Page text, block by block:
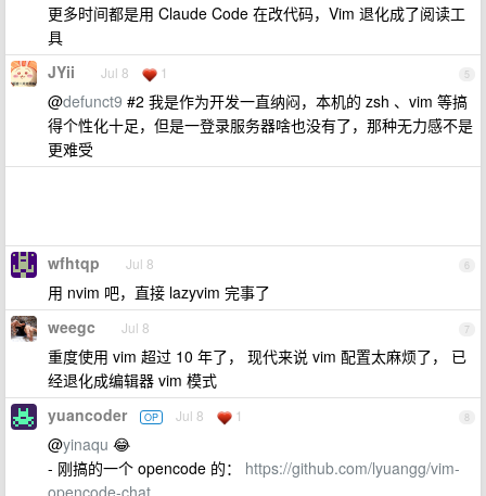
更多时间都是用 Claude Code 在改代码，Vim 退化成了阅读工
具
5
JYii Jul 8 1
@defunct9 #2 我是作为开发一直纳闷，本机的 zsh 、vim 等搞
得个性化十足，但是一登录服务器啥也没有了，那种无力感不是
更难受
6
wfhtqp Jul 8
用 nvim 吧，直接 lazyvim 完事了
7
weegc Jul 8
重度使用 vim 超过 10 年了， 现代来说 vim 配置太麻烦了， 已
经退化成编辑器 vim 模式
8
yuancoder OP Jul 8 1
@yinaqu 😂
- 刚搞的一个 opencode 的： https://github.com/lyuangg/vim-
opencode-chat